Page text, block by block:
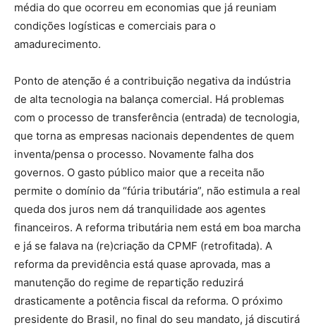
média do que ocorreu em economias que já reuniam
condições logísticas e comerciais para o
amadurecimento.
Ponto de atenção é a contribuição negativa da indústria
de alta tecnologia na balança comercial. Há problemas
com o processo de transferência (entrada) de tecnologia,
que torna as empresas nacionais dependentes de quem
inventa/pensa o processo. Novamente falha dos
governos. O gasto público maior que a receita não
permite o domínio da “fúria tributária”, não estimula a real
queda dos juros nem dá tranquilidade aos agentes
financeiros. A reforma tributária nem está em boa marcha
e já se falava na (re)criação da CPMF (retrofitada). A
reforma da previdência está quase aprovada, mas a
manutenção do regime de repartição reduzirá
drasticamente a potência fiscal da reforma. O próximo
presidente do Brasil, no final do seu mandato, já discutirá